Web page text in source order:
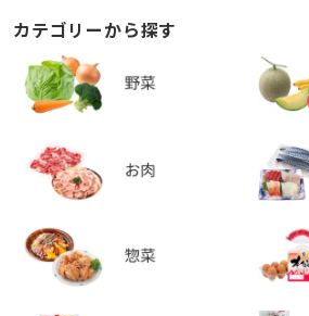
カテゴリーから探す